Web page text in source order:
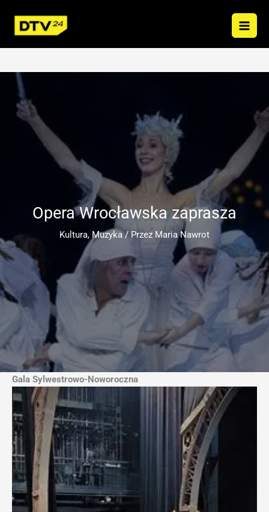
treści
Opera Wrocławska zaprasza
Kultura, Muzyka/ Przez Maria Nawrot
Gala Sylwestrowo-Noworoczna